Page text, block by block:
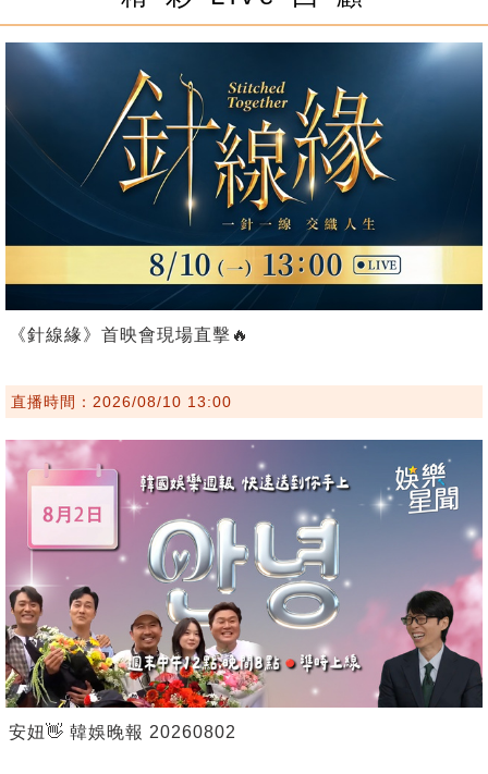
《針線緣》首映會現場直擊🔥
直播時間：2026/08/10 13:00
安妞👋 韓娛晚報 20260802